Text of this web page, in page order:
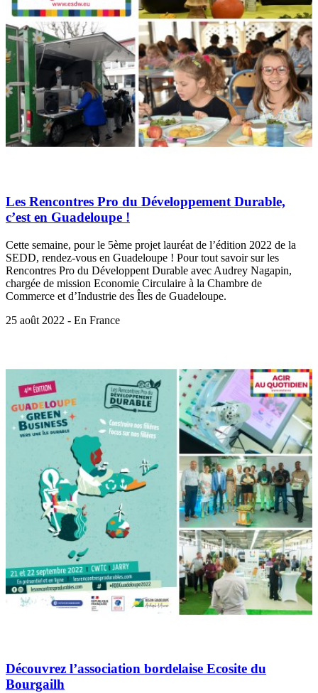
Les Rencontres Pro du Développement Durable,
c’est en Guadeloupe !
Cette semaine, pour le 5ème projet lauréat de l’édition 2022 de la
SEDD, rendez-vous en Guadeloupe ! Pour tout savoir sur les
Rencontres Pro du Développent Durable avec Audrey Nagapin,
chargée de mission Economie Circulaire à la Chambre de
Commerce et d’Industrie des Îles de Guadeloupe.
25 août 2022 - En France
Découvrez l’association bordelaise Ecosite du
Bourgailh